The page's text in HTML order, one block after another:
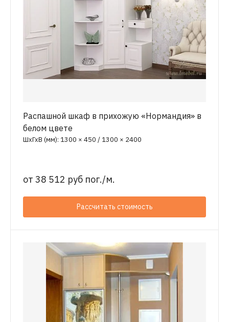
Распашной шкаф в прихожую «Нормандия» в
белом цвете
ШхГхВ (мм): 1300 × 450 / 1300 × 2400
от 38 512 руб пог./м.
Рассчитать стоимость